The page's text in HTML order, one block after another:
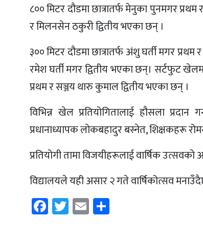
८०० मिटर दौडमा छात्रातर्फ मेनुका पुनमगर प्रथम
र मिलनसेन ठकुरी द्वितीय भएका छन् ।
३०० मिटर दौडमा छात्रातर्फ अंशु घर्ती मगर प्रथम
रमेश घर्ती मगर द्वितीय भएका छन्। सर्टफुट
प्रथम र सञ्जय थारु कुमाल द्वितीय भएका छन् ।
विभिन्न खेल प्रतियोगितालाई हौसला प्रदान
प्रधानाध्यापक लोकबहादुर बस्नेत, शिक्षकहरू
प्रतियोगी तामा विजयीहरूलाई वार्षिक
विद्यालयले यही असार २ गते वार्षिकोत्सव
Facebook
Twitter
Email